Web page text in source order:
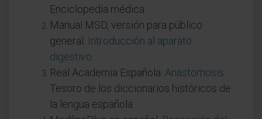
Enciclopedia médica.
Manual MSD, versión para público
general. Introducción al aparato
digestivo
Real Academia Española. Anastomosis
Tesoro de los diccionarios históricos de
la lengua española.